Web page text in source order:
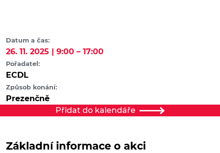
Datum a čas:
26. 11. 2025 | 9:00 – 17:00
Pořadatel:
ECDL
Způsob konání:
Prezenčně
Přidat do kalendáře
Základní informace o akci